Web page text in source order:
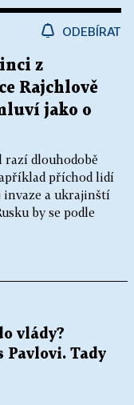
ODEBÍRAT
z
Rajchlově
jako o
razí dlouhodobě
příchod lidí
invaze a ukrajinští
by se podle
vlády?
Tady